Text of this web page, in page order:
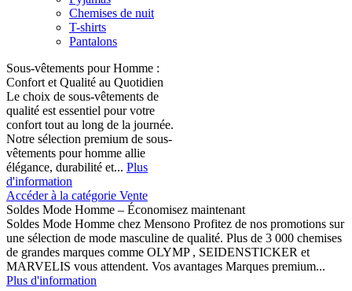
Chemises de nuit
T-shirts
Pantalons
Sous-vêtements pour Homme :
Confort et Qualité au Quotidien
Le choix de sous-vêtements de
qualité est essentiel pour votre
confort tout au long de la journée.
Notre sélection premium de sous-
vêtements pour homme allie
élégance, durabilité et... Plus
d'information
Accéder à la catégorie Vente
Soldes Mode Homme – Économisez maintenant
Soldes Mode Homme chez Mensono Profitez de nos promotions sur
une sélection de mode masculine de qualité. Plus de 3 000 chemises
de grandes marques comme OLYMP , SEIDENSTICKER et
MARVELIS vous attendent. Vos avantages Marques premium...
Plus d'information